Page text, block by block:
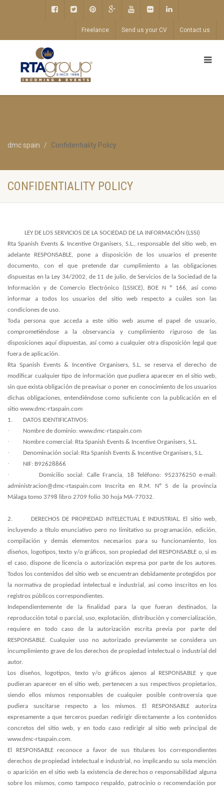
Freelance Send us your CV Contact us
dmc spain Confidentiality Policy
CONFIDENTIALITY POLICY
LEY DE LOS SERVICIOS DE LA SOCIEDAD DE LA INFORMACIÓN (LSSI)
Rta Spanish Events & Incentive Organisers, S.L., responsable del sitio web, en
adelante RESPONSABLE, pone a disposición de los usuarios el presente
documento, con el que pretende dar cumplimiento a las obligaciones
dispuestas en la Ley 34/2002, de 11 de julio, de Servicios de la Sociedad de la
Información y de Comercio Electrónico (LSSICE), BOE N º 166, así como
informar a todos los usuarios del sitio web respecto a cuáles son las
condiciones de uso.
Toda persona que acceda a este sitio web asume el papel de usuario,
comprometiéndose a la observancia y cumplimiento riguroso de las
disposiciones aquí dispuestas, así como a cualquier otra disposición legal que
fuera de aplicación.
Rta Spanish Events & Incentive Organisers, S.L. se reserva el derecho de
modificar cualquier tipo de información que pudiera aparecer en el sitio web,
sin que exista obligación de preavisar o poner en conocimiento de los usuarios
dichas obligaciones, entendiéndose como suficiente con la publicación en el
sitio www.dmc-rtaspain.com
1. DATOS IDENTIFICATIVOS:
· Nombre de dominio: www.dmc-rtaspain.com
· Nombre comercial: Rta Spanish Events & Incentive Organisers, S.L.
· Denominación social: Rta Spanish Events & Incentive Organisers, S.L.
· NIF: B92628866
·
Domicilio social: Calle Francia, 18 Teléfono: 952376250 e-mail:
administracion@dmc-rtaspain.com Inscrita en R.M. Nº 5 de la provincia
Málaga tomo 3798 libro 2709 folio 30 hoja MA-77032.
2. DERECHOS DE PROPIEDAD INTELECTUAL E INDUSTRIAL. El sitio web,
incluyendo a título enunciativo pero no limitativo su programación, edición,
compilación y demás elementos necesarios para su funcionamiento, los
diseños, logotipos, texto y/o gráficos, son propiedad del RESPONSABLE o, si es
el caso, dispone de licencia o autorización expresa por parte de los autores.
Todos los contenidos del sitio web se encuentran debidamente protegidos por
la normativa de propiedad intelectual e industrial, así como inscritos en los
registros públicos correspondientes.
Independientemente de la finalidad para la que fueran destinados, la
reproducción total o parcial, uso, explotación, distribución y comercialización,
requiere en todo caso de la autorización escrita previa por parte del
RESPONSABLE. Cualquier uso no autorizado previamente se considera un
incumplimiento grave de los derechos de propiedad intelectual o industrial del
autor.
Los diseños, logotipos, texto y/o gráficos ajenos al RESPONSABLE y que
pudieran aparecer en el sitio web, pertenecen a sus respectivos propietarios,
siendo ellos mismos responsables de cualquier posible controversia que
pudiera suscitarse respecto a los mismos. El RESPONSABLE autoriza
expresamente a que terceros puedan redirigir directamente a los contenidos
concretos del sitio web, y en todo caso redirigir al sitio web principal de
www.dmc-rtaspain.com.
El RESPONSABLE reconoce a favor de sus titulares los correspondientes
derechos de propiedad intelectual e industrial, no implicando su sola mención
o aparición en el sitio web la existencia de derechos o responsabilidad alguna
sobre los mismos, como tampoco respaldo, patrocinio o recomendación por